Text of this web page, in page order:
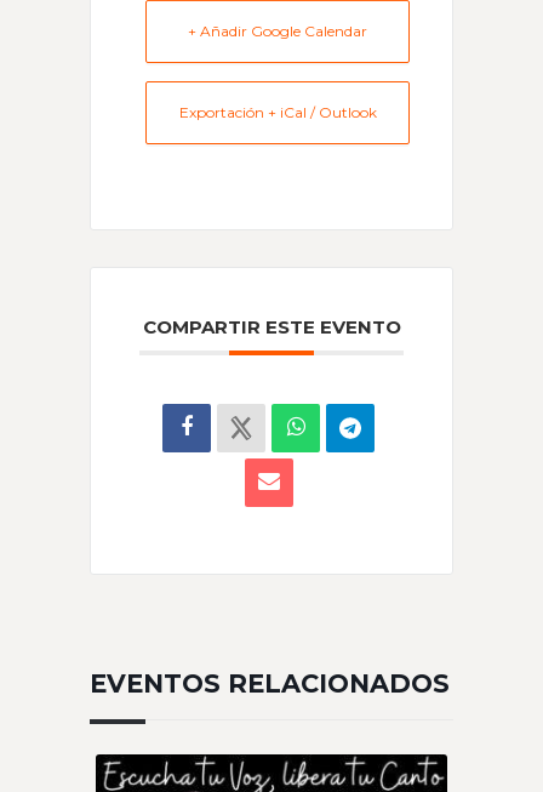
+ Añadir Google Calendar
Exportación + iCal / Outlook
COMPARTIR ESTE EVENTO
EVENTOS RELACIONADOS